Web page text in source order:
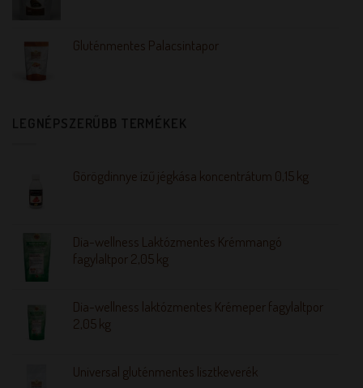
Gluténmentes Palacsintapor
LEGNÉPSZERŰBB TERMÉKEK
Görögdinnye ízű jégkása koncentrátum 0,15 kg
Dia-wellness Laktózmentes Krémmangó
fagylaltpor 2,05 kg
Dia-wellness laktózmentes Krémeper fagylaltpor
2,05 kg
Universal gluténmentes lisztkeverék